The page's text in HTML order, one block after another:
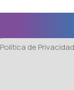
Política de